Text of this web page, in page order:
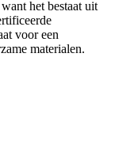
het bestaat uit
voor een
materialen.